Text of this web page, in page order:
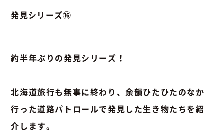
お問い合わせ 076-441-3201
発見シリーズ⑯
約半年ぶりの発見シリーズ！
北海道旅行も無事に終わり、余韻ひたひたのなか
行った道路パトロールで発見した生き物たちを紹
介します。